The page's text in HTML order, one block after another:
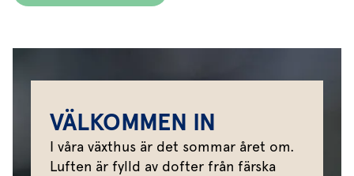
VÄLKOMMEN IN
I våra växthus är det sommar året om.
Luften är fylld av dofter från färska